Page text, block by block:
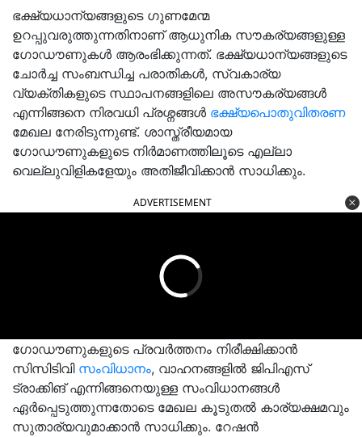
ഭക്ഷ്യധാന്യങ്ങളുടെ ഗുണമേന്മ
ഉറപ്പുവരുത്തുന്നതിനാണ് ആധുനിക സൗകര്യങ്ങളുള്ള
ഗോഡൗണുകള്‍ ആരംഭിക്കുന്നത്. ഭക്ഷ്യധാന്യങ്ങളുടെ
ചോര്‍ച്ച സംബന്ധിച്ച പരാതികള്‍, സ്വകാര്യ
വ്യക്തികളുടെ സ്ഥാപനങ്ങളിലെ അസൗകര്യങ്ങള്‍
എന്നിങ്ങനെ നിരവധി പ്രശ്നങ്ങൾ ഭക്ഷ്യപൊതുവിതരണ
മേഖല നേരിടുന്നുണ്ട്. ശാസ്ത്രീയമായ
ഗോഡൗണുകളുടെ നിര്‍മാണത്തിലൂടെ എല്ലാ
വെല്ലുവിളികളേയും അതിജീവിക്കാന്‍ സാധിക്കും.
ADVERTISEMENT
ഗോഡൗണുകളുടെ പ്രവര്‍ത്തനം നിരീക്ഷിക്കാന്‍
സിസിടിവി സംവിധാനം, വാഹനങ്ങളില്‍ ജിപിഎസ്
ട്രാക്കിങ് എന്നിങ്ങനെയുള്ള സംവിധാനങ്ങള്‍
ഏര്‍പ്പെടുത്തുന്നതോടെ മേഖല കൂടുതല്‍ കാര്യക്ഷമവും
സുതാര്യവുമാക്കാന്‍ സാധിക്കും. റേഷന്‍